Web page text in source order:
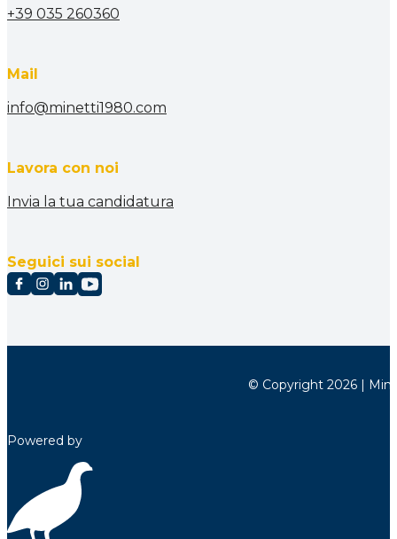
+39 035 260360
Mail
info@minetti1980.com
Lavora con noi
Invia la tua candidatura
Seguici sui social
© Copyright 2026 |
Powered by